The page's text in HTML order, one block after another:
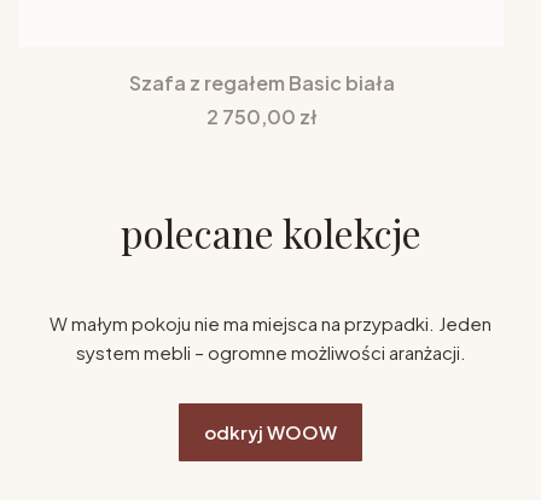
Szafa z regałem Basic biała
Cena
2 750,00 zł
polecane kolekcje
W małym pokoju nie ma miejsca na przypadki. Jeden
system mebli – ogromne możliwości aranżacji.
odkryj WOOW